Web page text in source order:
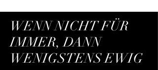
WENN NICHT FÜR
IMMER, DANN
WENIGSTENS EWIG